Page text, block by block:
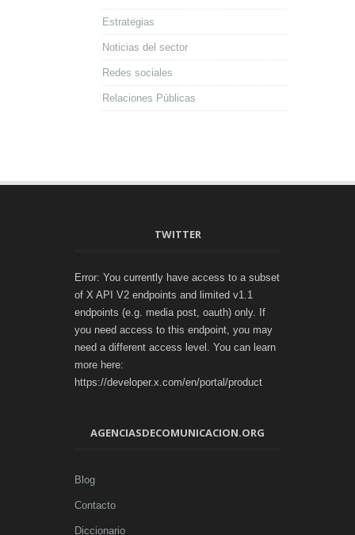
Estrategias
Noticias del sector
Redes sociales
Relaciones Públicas
TWITTER
Error: You currently have access to a subset
of X API V2 endpoints and limited v1.1
endpoints (e.g. media post, oauth) only. If
you need access to this endpoint, you may
need a different access level. You can learn
more here:
https://developer.x.com/en/portal/product
AGENCIASDECOMUNICACION.ORG
Blog
Contacto
Diccionario